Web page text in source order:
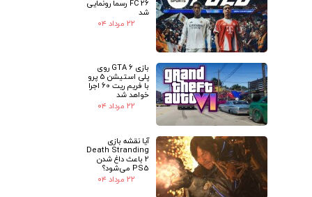
FC 26 رسما رونمایی
شد
۲۲ مرداد ۰۴
بازی GTA 6 روی
پلی استیشن 5 پرو
با فریم ریت 60 اجرا
خواهد شد
۲۲ مرداد ۰۴
آیا نقشه بازی
Death Stranding
2 باعث داغ شدن
PS5 می‌شود؟
۲۲ مرداد ۰۴